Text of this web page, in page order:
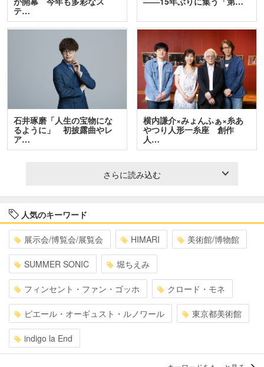
テ…
石井琢磨「人生の宝物にな
るように」 初披露曲やレ
ア…
横内謙介×みょんふぁ×糸あ
やつり人形一糸座 創作
人…
さらに読み込む
人気のキーワード
展示会/博覧会/展覧会 HIMARI 美術館/博物館
SUMMER SONIC 堀ちえみ
フィンセント・ファン・ゴッホ クロード・モネ
ピエール・オーギュスト・ルノワール 東京都美術館
indigo la End